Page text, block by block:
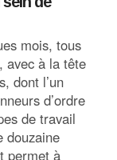
mois, tous
avec à la tête
dont l’un
d’ordre
de travail
douzaine
permet à